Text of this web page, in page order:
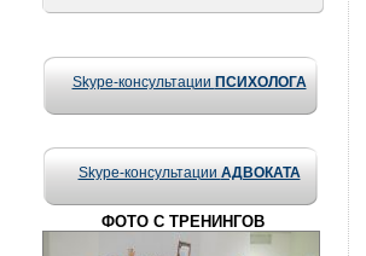
Skype-консультации ПСИХОЛОГА
Skype-консультации АДВОКАТА
ФОТО С ТРЕНИНГОВ